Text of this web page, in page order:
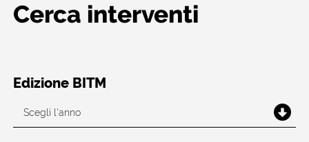
Cerca interventi
Edizione BITM